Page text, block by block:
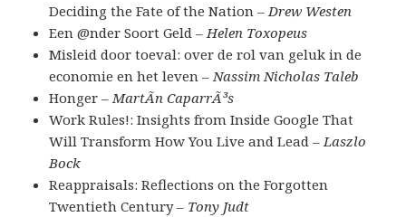
Deciding the Fate of the Nation –Drew Westen
Een @nder Soort Geld –Helen Toxopeus
Misleid door toeval: over de rol van geluk in de
economie en het leven –Nassim Nicholas Taleb
Honger –MartÃ­n CaparrÃ³s
Work Rules!: Insights from Inside Google That
Will Transform How You Live and Lead –Laszlo
Bock
Reappraisals: Reflections on the Forgotten
Twentieth Century – Tony Judt